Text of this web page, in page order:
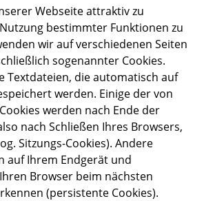
Webseite attraktiv zu
bestimmter Funktionen zu
wir auf verschiedenen Seiten
sogenannter Cookies.
Textdateien, die automatisch auf
werden. Einige der von
werden nach Ende der
nach Schließen Ihres Browsers,
Sitzungs-Cookies). Andere
auf Ihrem Endgerät und
Browser beim nächsten
(persistente Cookies).